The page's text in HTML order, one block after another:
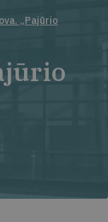
„Pajūrio